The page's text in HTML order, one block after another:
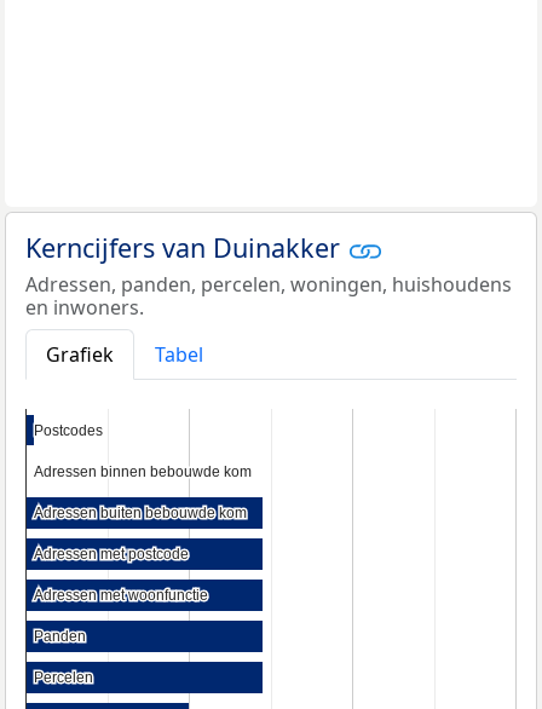
Kerncijfers van Duinakker
Adressen, panden, percelen, woningen, huishoudens
en inwoners.
Grafiek
Tabel
Postcodes
Postcodes
Adressen binnen bebouwde kom
Adressen binnen bebouwde kom
Adressen buiten bebouwde kom
Adressen buiten bebouwde kom
Adressen met postcode
Adressen met postcode
Adressen met woonfunctie
Adressen met woonfunctie
Panden
Panden
Percelen
Percelen